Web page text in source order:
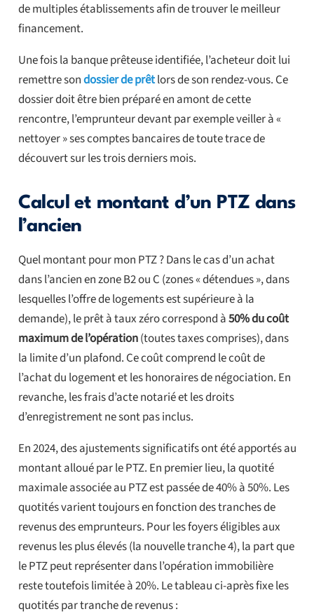
de multiples établissements afin de trouver le meilleur
financement.
Une fois la banque prêteuse identifiée, l’acheteur doit lui
remettre sondossier de prêtlors de son rendez-vous. Ce
dossier doit être bien préparé en amont de cette
rencontre, l’emprunteur devant par exemple veiller à «
nettoyer » ses comptes bancaires de toute trace de
découvert sur les trois derniers mois.
Calcul et montant d’un PTZ dans
l’ancien
Quel montant pour mon PTZ ? Dans le cas d’un achat
dans l’ancien en zone B2 ou C (zones « détendues », dans
lesquelles l’offre de logements est supérieure à la
demande), le prêt à taux zéro correspond à50% du coût
maximum de l’opération(toutes taxes comprises), dans
la limite d’un plafond. Ce coût comprend le coût de
l’achat du logement et les honoraires de négociation. En
revanche, les frais d’acte notarié et les droits
d’enregistrement ne sont pas inclus.
En 2024, des ajustements significatifs ont été apportés au
montant alloué par le PTZ. En premier lieu, la quotité
maximale associée au PTZ est passée de 40% à 50%. Les
quotités varient toujours en fonction des tranches de
revenus des emprunteurs. Pour les foyers éligibles aux
revenus les plus élevés (la nouvelle tranche 4), la part que
le PTZ peut représenter dans l’opération immobilière
reste toutefois limitée à 20%. Le tableau ci-après fixe les
quotités par tranche de revenus :